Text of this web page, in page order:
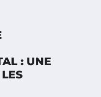
: UNE